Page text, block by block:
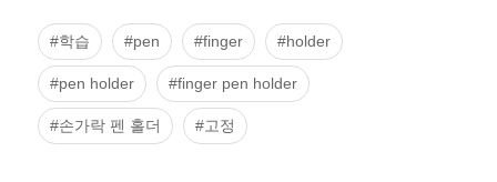
#학습 #pen #finger #holder
#pen holder #finger pen holder
#손가락 펜 홀더 #고정